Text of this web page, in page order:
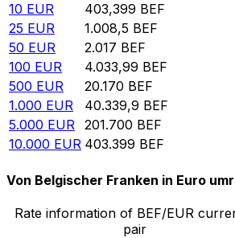
10 EUR 403,399 BEF
25 EUR 1.008,5 BEF
50 EUR 2.017 BEF
100 EUR 4.033,99 BEF
500 EUR 20.170 BEF
1.000 EUR 40.339,9 BEF
5.000 EUR 201.700 BEF
10.000 EUR 403.399 BEF
Von Belgischer Franken in Euro
Rate information of BEF/EUR
pair